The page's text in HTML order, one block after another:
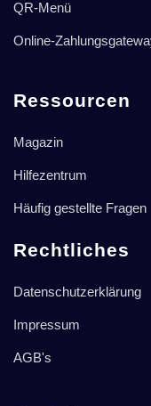
QR-Menü
Online-
Ressourcen
Magazin
Hilfezentrum
Häufig gestellte Fragen
Rechtliches
Datenschutzerklärung
Impressum
AGB's